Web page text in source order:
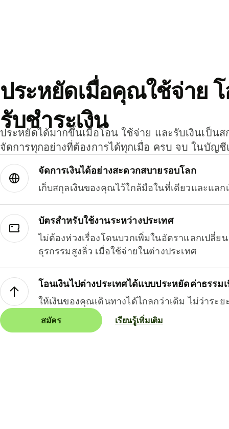
ประหยัดเมื่อคุณใช้จ่าย โ
รับชำระเงิน
ประหยัดได้มากขึ้นเมื่อโอน ใช้จ่าย และรับเงินเป็น
จัดการทุกอย่างที่ต้องการได้ทุกเมื่อ ครบ จบ ในบัญชี
จัดการเงินได้อย่างสะดวกสบายรอบโลก
เก็บสกุลเงินของคุณไว้ใกล้มือในที่เดียวและแลก
บัตรสำหรับใช้งานระหว่างประเทศ
ไม่ต้องห่วงเรื่องโดนบวกเพิ่มในอัตราแลกเปลี่ย
ธุรกรรมสูงลิ่ว เมื่อใช้จ่ายในต่างประเทศ
โอนเงินไปต่างประเทศได้แบบประหยัดค่าธรรม
ให้เงินของคุณเดินทางได้ไกลกว่าเดิม ไม่ว่าระย
สมัคร เรียนรู้เพิ่มเติม